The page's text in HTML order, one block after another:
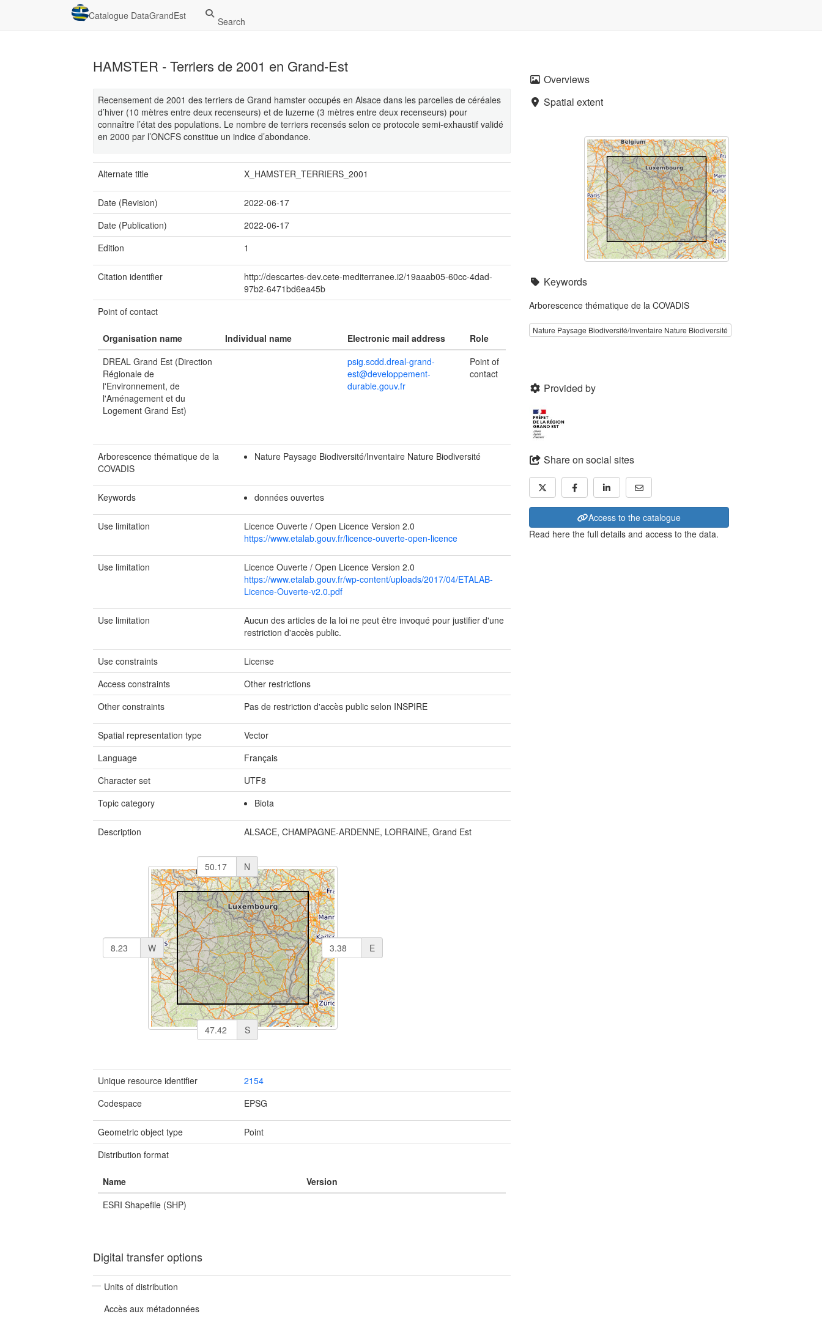
Catalogue DataGrandEst Search
HAMSTER - Terriers de 2001 en Grand-Est
Recensement de 2001 des terriers de Grand hamster occupés en Alsace dans les parcelles de céréales
d’hiver (10 mètres entre deux recenseurs) et de luzerne (3 mètres entre deux recenseurs) pour
connaître l’état des populations. Le nombre de terriers recensés selon ce protocole semi-exhaustif validé
en 2000 par l’ONCFS constitue un indice d’abondance.
Alternate title X_HAMSTER_TERRIERS_2001
Date (Revision)
2022-06-17
Date (Publication)
2022-06-17
Edition
1
Citation identifier
http://descartes-dev.cete-mediterranee.i2/19aaab05-60cc-4dad-
97b2-6471bd6ea45b
Point of contact
Organisation name Individual name Electronic mail address
Role
DREAL Grand Est (Direction
Régionale de
l'Environnement, de
l'Aménagement et du
Logement Grand Est)
psig.scdd.dreal-grand-
est@developpement-
durable.gouv.fr
Point of
contact
Arborescence thématique de la
COVADIS
Nature Paysage Biodiversité/Inventaire Nature Biodiversité
Keywords données ouvertes
Use limitation
Licence Ouverte / Open Licence Version 2.0
https://www.etalab.gouv.fr/licence-ouverte-open-licence
Use limitation
Licence Ouverte / Open Licence Version 2.0
https://www.etalab.gouv.fr/wp-content/uploads/2017/04/ETALAB-
Licence-Ouverte-v2.0.pdf
Use limitation
Aucun des articles de la loi ne peut être invoqué pour justifier d'une
restriction d'accès public.
Use constraints
License
Access constraints
Other restrictions
Other constraints
Pas de restriction d'accès public selon INSPIRE
Spatial representation type
Vector
Language
Français
Character set
UTF8
Topic category
Biota
Description ALSACE, CHAMPAGNE-ARDENNE, LORRAINE, Grand Est
N
S
E
W
Unique resource identifier
2154
Codespace
EPSG
Geometric object type
Point
Distribution format
Name
Version
ESRI Shapefile (SHP)
Digital transfer options
Units of distribution
Accès aux métadonnées
Overviews
Spatial extent
Keywords
Arborescence thématique de la COVADIS
Nature Paysage Biodiversité/Inventaire Nature Biodiversité
Provided by
Share on social sites
Access to the catalogue
Read here the full details and access to the data.